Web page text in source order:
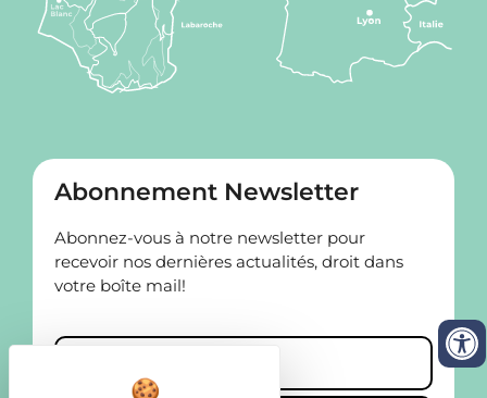
Abonnement Newsletter
Abonnez-vous à notre newsletter pour
recevoir nos dernières actualités, droit dans
votre boîte mail!